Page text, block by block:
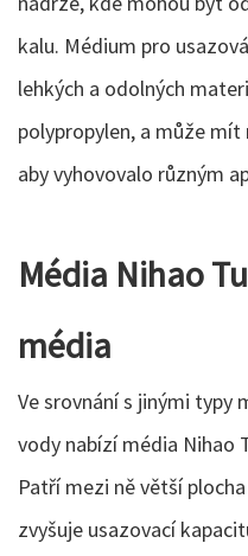
kalu. Médium pro
lehkých a odolných
polypropylen, a může
aby vyhovovalo různým
Média Nihao
média
Ve srovnání s jinými typy
vody nabízí média Nihao
Patří mezi ně větší
zvyšuje usazovací